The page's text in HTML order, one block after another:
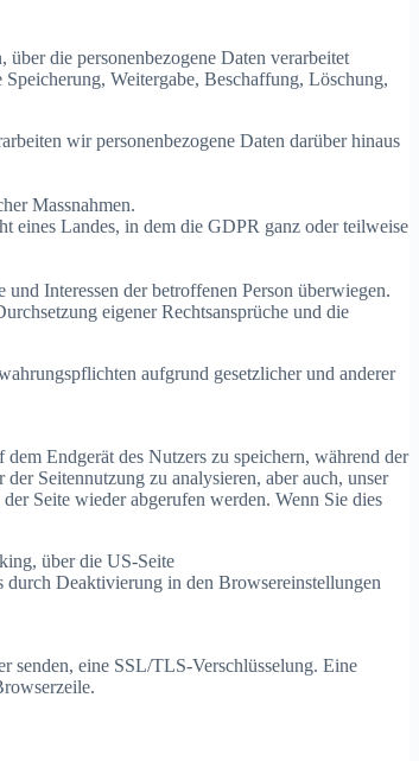
die personenbezogene Daten verarbeitet
Weitergabe, Beschaffung, Löschung,
wir personenbezogene Daten darüber hinaus
Massnahmen.
eines Landes, in dem die GDPR ganz oder teilweise
Interessen der betroffenen Person überwiegen.
eigener Rechtsansprüche und die
aufgrund gesetzlicher und anderer
Endgerät des Nutzers zu speichern, während der
Seitennutzung zu analysieren, aber auch, unser
Seite wieder abgerufen werden. Wenn Sie dies
über die US-Seite
Deaktivierung in den Browsereinstellungen
senden, eine SSL/TLS-Verschlüsselung. Eine